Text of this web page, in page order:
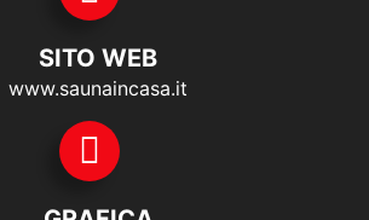
SITO WEB
www.saunaincasa.it